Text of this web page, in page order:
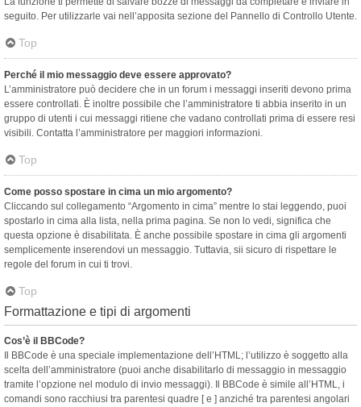
seguito. Per utilizzarle vai nell’apposita sezione del Pannello di Controllo Utente.
Top
Perché il mio messaggio deve essere approvato?
L’amministratore può decidere che in un forum i messaggi inseriti devono prima
essere controllati. È inoltre possibile che l’amministratore ti abbia inserito in un
gruppo di utenti i cui messaggi ritiene che vadano controllati prima di essere resi
visibili. Contatta l’amministratore per maggiori informazioni.
Top
Come posso spostare in cima un mio argomento?
Cliccando sul collegamento “Argomento in cima” mentre lo stai leggendo, puoi
spostarlo in cima alla lista, nella prima pagina. Se non lo vedi, significa che
questa opzione è disabilitata. È anche possibile spostare in cima gli argomenti
semplicemente inserendovi un messaggio. Tuttavia, sii sicuro di rispettare le
regole del forum in cui ti trovi.
Top
Formattazione e tipi di argomenti
Cos’è il BBCode?
Il BBCode è una speciale implementazione dell’HTML; l’utilizzo è soggetto alla
scelta dell’amministratore (puoi anche disabilitarlo di messaggio in messaggio
tramite l’opzione nel modulo di invio messaggi). Il BBCode è simile all’HTML, i
comandi sono racchiusi tra parentesi quadre [ e ] anziché tra parentesi angolari